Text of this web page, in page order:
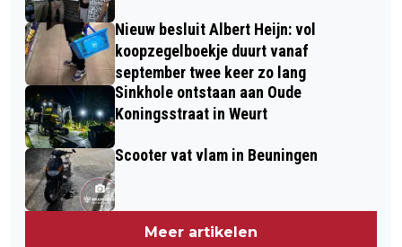
Nieuw besluit Albert Heijn: vol
koopzegelboekje duurt vanaf
september twee keer zo lang
Sinkhole ontstaan aan Oude
Koningsstraat in Weurt
Scooter vat vlam in Beuningen
Meer artikelen